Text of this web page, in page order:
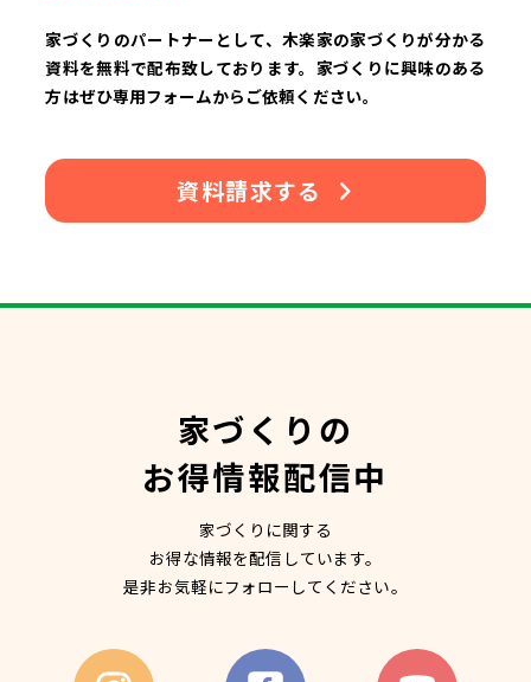
家づくりのパートナーとして、木楽家の家づくりが分かる
資料を無料で配布致しております。家づくりに興味のある
方はぜひ専用フォームからご依頼ください。
資料請求する
家づくりの
お得情報配信中
家づくりに関する
お得な情報を配信しています。
是非お気軽にフォローしてください。